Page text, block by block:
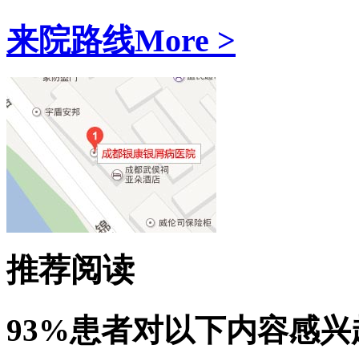
来院路线More >
推荐阅读
93%患者对以下内容感兴